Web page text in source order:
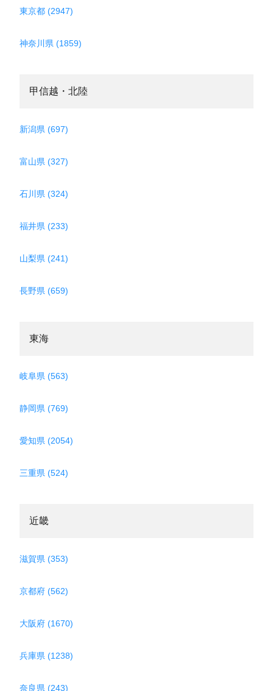
東京都 (2947)
神奈川県 (1859)
甲信越・北陸
新潟県 (697)
富山県 (327)
石川県 (324)
福井県 (233)
山梨県 (241)
長野県 (659)
東海
岐阜県 (563)
静岡県 (769)
愛知県 (2054)
三重県 (524)
近畿
滋賀県 (353)
京都府 (562)
大阪府 (1670)
兵庫県 (1238)
奈良県 (243)